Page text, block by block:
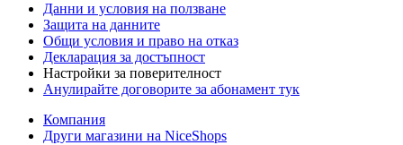
Данни и условия на ползване
Защита на данните
Общи условия и право на отказ
Декларация за достъпност
Настройки за поверителност
Анулирайте договорите за абонамент тук
Компания
Други магазини на NiceShops